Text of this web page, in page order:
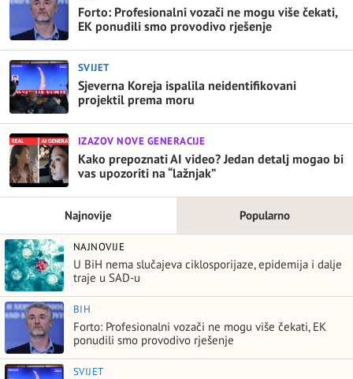
Forto: Profesionalni vozači ne mogu više čekati,
EK ponudili smo provodivo rješenje
SVIJET
Sjeverna Koreja ispalila neidentifikovani
projektil prema moru
IZAZOV NOVE GENERACIJE
Kako prepoznati AI video? Jedan detalj mogao bi
vas upozoriti na “lažnjak”
Najnovije Popularno
NAJNOVIJE
U BiH nema slučajeva ciklosporijaze, epidemija i dalje
traje u SAD-u
BIH
Forto: Profesionalni vozači ne mogu više čekati, EK
ponudili smo provodivo rješenje
SVIJET